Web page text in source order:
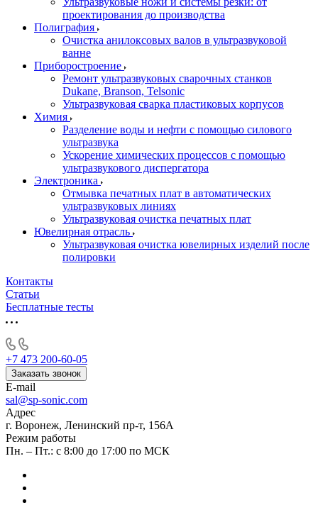
проектирования до производства
Полиграфия
Очистка анилоксовых валов в ультразвуковой
ванне
Приборостроение
Ремонт ультразвуковых сварочных станков
Dukane, Branson, Telsonic
Ультразвуковая сварка пластиковых корпусов
Химия
Разделение воды и нефти с помощью силового
ультразвука
Ускорение химических процессов с помощью
ультразвукового диспергатора
Электроника
Отмывка печатных плат в автоматических
ультразвуковых линиях
Ультразвуковая очистка печатных плат
Ювелирная отрасль
Ультразвуковая очистка ювелирных изделий после
полировки
Контакты
Статьи
Бесплатные тесты
+7 473 200-60-05
Заказать звонок
E-mail
sal@sp-sonic.com
Адрес
г. Воронеж, Ленинский пр-т, 156А
Режим работы
Пн. – Пт.: с 8:00 до 17:00 по МСК